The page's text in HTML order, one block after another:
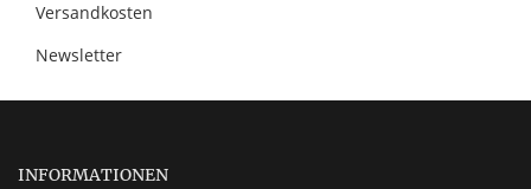
Versandkosten
Newsletter
INFORMATIONEN